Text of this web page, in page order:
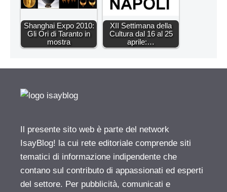
Shanghai Expo 2010:
Gli Ori di Taranto in
mostra
XII Settimana della
Cultura dal 16 al 25
aprile:…
Il presente sito web è parte del network
IsayBlog! la cui rete editoriale comprende siti
tematici di informazione indipendente che
contano sul contributo di appassionati ed esperti
del settore. Per pubblicità, comunicati e